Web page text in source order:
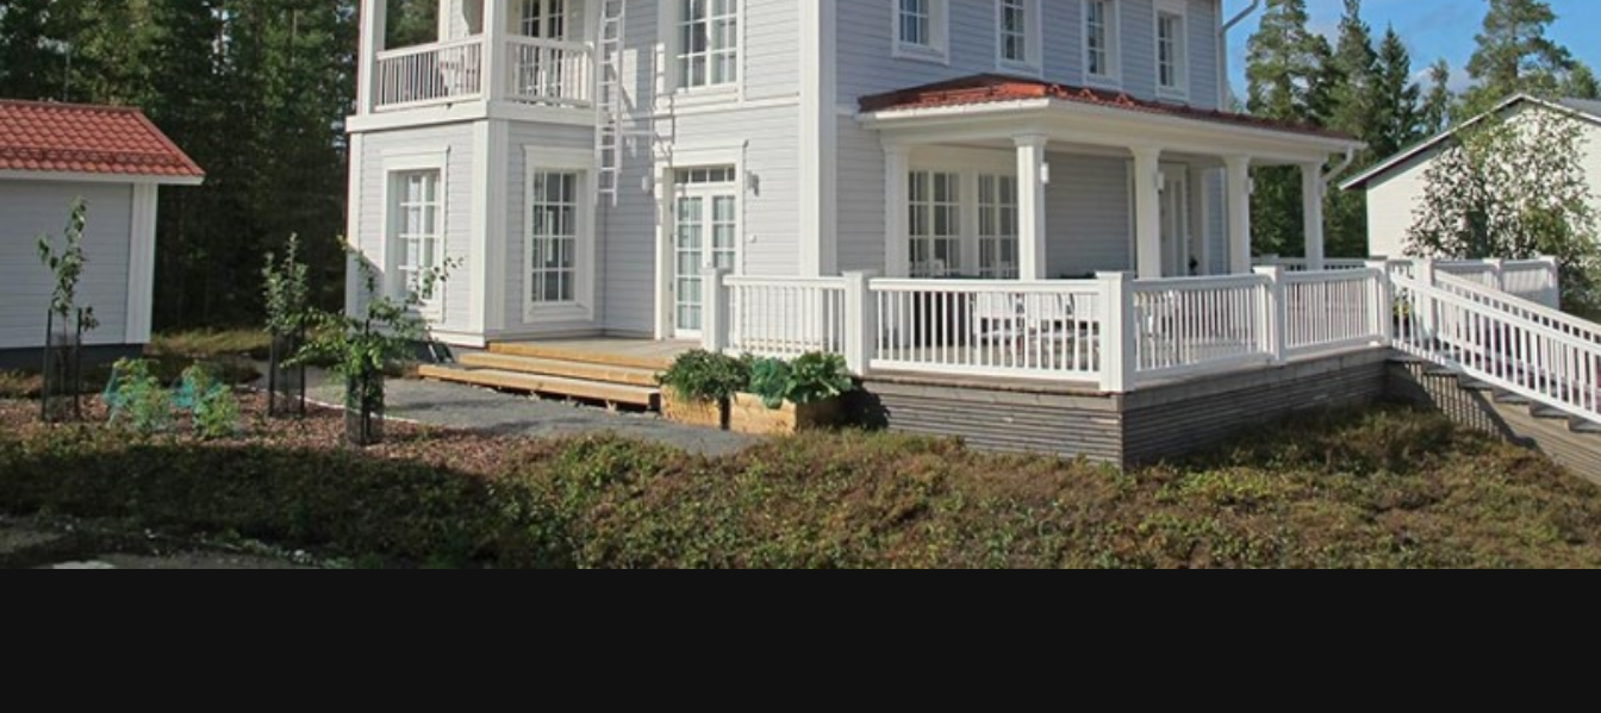
TALOKIRJA ON JULKAISTU
Upea yli 200-sivuinen talokirja!
Tilaa esite